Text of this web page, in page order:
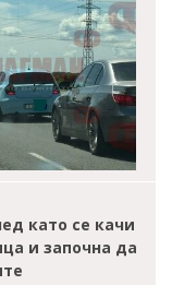
като се качи
и започна да